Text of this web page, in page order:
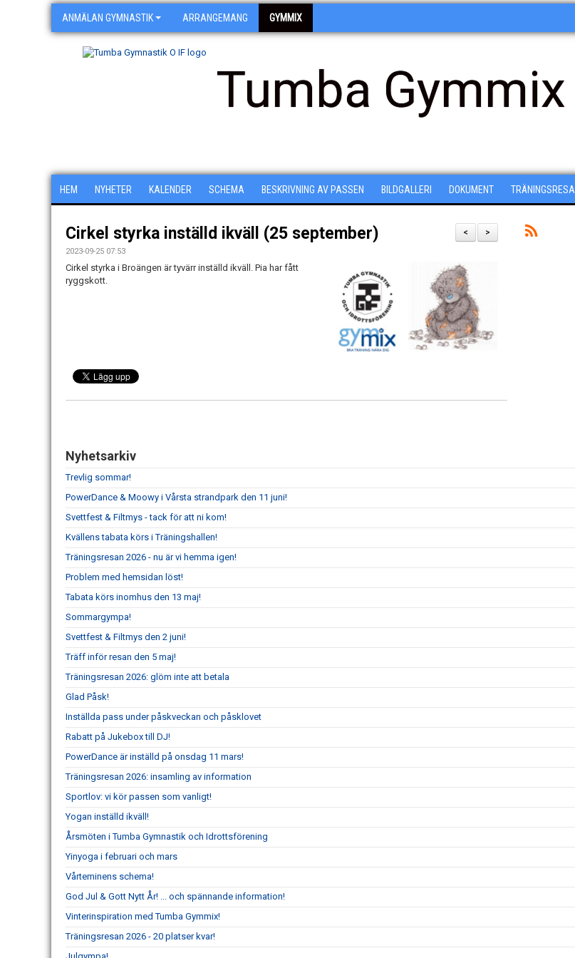
ANMÄLAN GYMNASTIK ARRANGEMANG GYMMIX
Tumba Gymmix
HEM NYHETER KALENDER SCHEMA BESKRIVNING AV PASSEN BILDGALLERI DOKUMENT TRÄNINGSRESA
>
<
Cirkel styrka inställd ikväll (25 september)
2023-09-25 07:53
Cirkel styrka i Broängen är tyvärr inställd ikväll. Pia har fått
ryggskott.
Nyhetsarkiv
Trevlig sommar!
PowerDance & Moowy i Vårsta strandpark den 11 juni!
Svettfest & Filtmys - tack för att ni kom!
Kvällens tabata körs i Träningshallen!
Träningsresan 2026 - nu är vi hemma igen!
Problem med hemsidan löst!
Tabata körs inomhus den 13 maj!
Sommargympa!
Svettfest & Filtmys den 2 juni!
Träff inför resan den 5 maj!
Träningsresan 2026: glöm inte att betala
Glad Påsk!
Inställda pass under påskveckan och påsklovet
Rabatt på Jukebox till DJ!
PowerDance är inställd på onsdag 11 mars!
Träningsresan 2026: insamling av information
Sportlov: vi kör passen som vanligt!
Yogan inställd ikväll!
Årsmöten i Tumba Gymnastik och Idrottsförening
Yinyoga i februari och mars
Vårteminens schema!
God Jul & Gott Nytt År! ... och spännande information!
Vinterinspiration med Tumba Gymmix!
Träningsresan 2026 - 20 platser kvar!